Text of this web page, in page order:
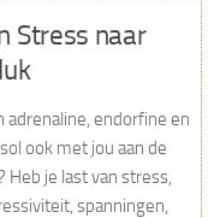
Stress naar
adrenaline, endorfine en
ook met jou aan de
Heb je last van stress,
spanningen,